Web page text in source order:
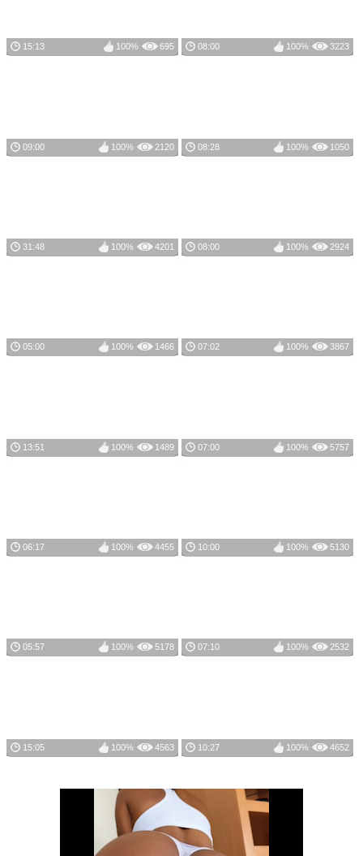
15:13 695
100% 08:00 3223
100%
09:00 2120
100% 08:28 1050
100%
31:48 4201
100% 08:00 2924
100%
05:00 1466
100% 07:02 3867
100%
13:51 1489
100% 07:00 5757
100%
06:17 4455
100% 10:00 5130
100%
05:57 5178
100% 07:10 2532
100%
15:05 4563
100% 10:27 4652
100%